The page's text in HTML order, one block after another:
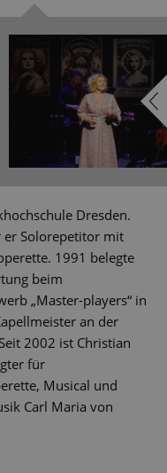
Dresden.
er Solorepetitor mit
1991 belegte
beim
„Master-players“ in
an der
2002 ist Christian
für
Musical und
Carl Maria von